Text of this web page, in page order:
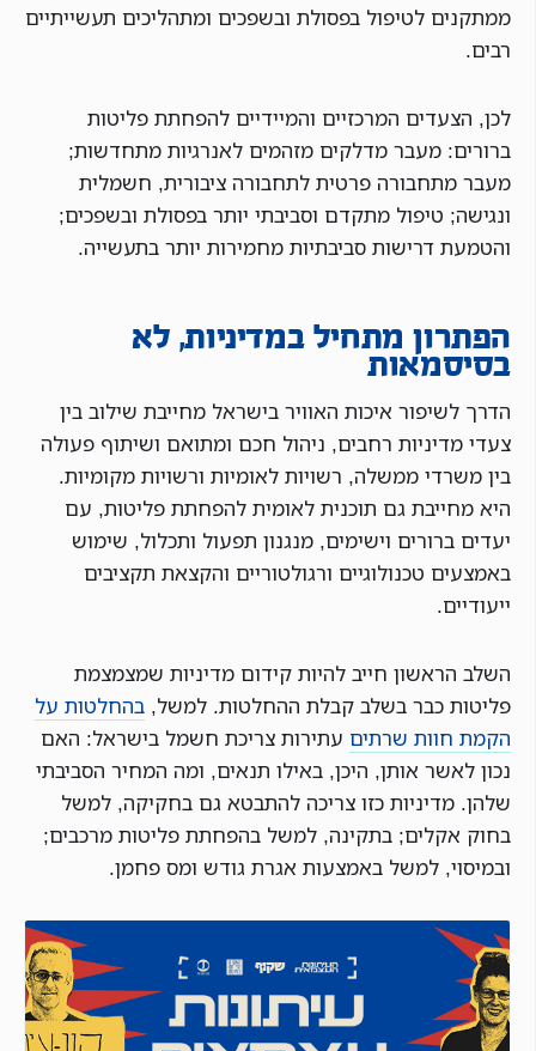
ממתקנים לטיפול בפסולת ובשפכים ומתהליכים תעשייתיים
רבים.
לכן, הצעדים המרכזיים והמיידיים להפחתת פליטות
ברורים: מעבר מדלקים מזהמים לאנרגיות מתחדשות;
מעבר מתחבורה פרטית לתחבורה ציבורית, חשמלית
ונגישה; טיפול מתקדם וסביבתי יותר בפסולת ובשפכים;
והטמעת דרישות סביבתיות מחמירות יותר בתעשייה.
הפתרון מתחיל במדיניות, לא
בסיסמאות
הדרך לשיפור איכות האוויר בישראל מחייבת שילוב בין
צעדי מדיניות רחבים, ניהול חכם ומתואם ושיתוף פעולה
בין משרדי ממשלה, רשויות לאומיות ורשויות מקומיות.
היא מחייבת גם תוכנית לאומית להפחתת פליטות, עם
יעדים ברורים וישימים, מנגנון תפעול ותכלול, שימוש
באמצעים טכנולוגיים ורגולטוריים והקצאת תקציבים
ייעודיים.
השלב הראשון חייב להיות קידום מדיניות שמצמצמת
פליטות כבר בשלב קבלת ההחלטות. למשל, בהחלטות על
הקמת חוות שרתים עתירות צריכת חשמל בישראל: האם
נכון לאשר אותן, היכן, באילו תנאים, ומה המחיר הסביבתי
שלהן. מדיניות כזו צריכה להתבטא גם בחקיקה, למשל
בחוק אקלים; בתקינה, למשל בהפחתת פליטות מרכבים;
ובמיסוי, למשל באמצעות אגרת גודש ומס פחמן.